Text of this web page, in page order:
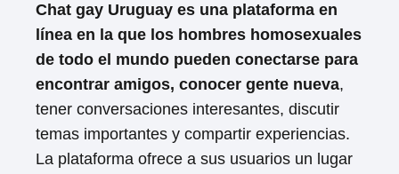
Chat gay Uruguay es una plataforma en
línea en la que los hombres homosexuales
de todo el mundo pueden conectarse para
encontrar amigos, conocer gente nueva,
tener conversaciones interesantes, discutir
temas importantes y compartir experiencias.
La plataforma ofrece a sus usuarios un lugar